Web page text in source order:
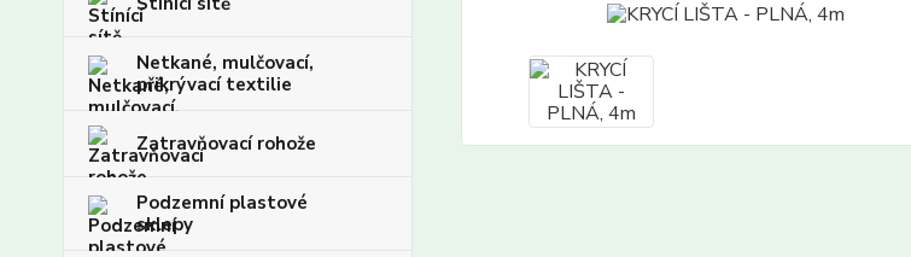
Netkané, mulčovací,
přikrývací textilie
Zatravňovací rohože
Podzemní plastové
sklepy